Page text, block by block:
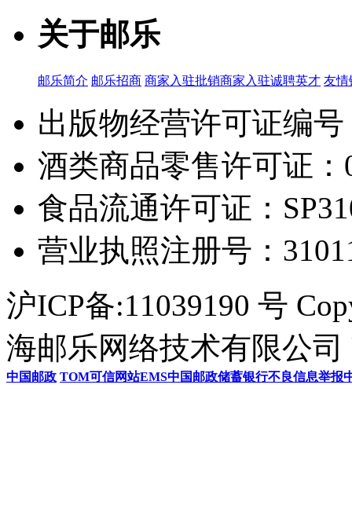
关于邮乐
邮乐简介 邮乐招商 商家入驻批销商家入驻诚聘英才 友情
出版物经营许可证编
酒类商品零售许可证：
食品流通许可证：
营业执照注册号：
沪ICP备:11039190 号
海邮乐网络技术有限公司
中国邮政 TOM可信网站EMS中国邮政储蓄银行不良信息举报